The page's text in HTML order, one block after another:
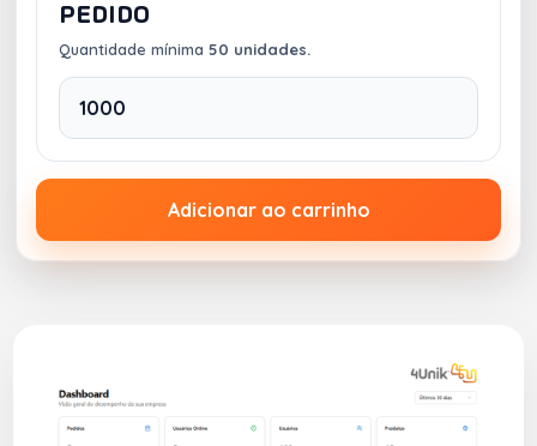
PEDIDO
Quantidade mínima 50 unidades.
Adicionar ao carrinho